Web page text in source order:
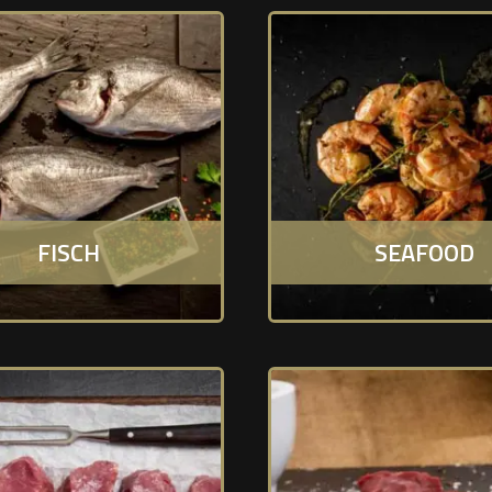
FISCH SEAFOOD